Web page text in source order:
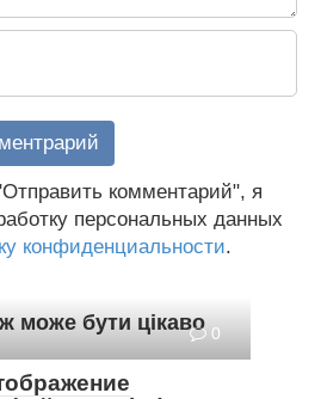
комментарий", я
персональных данных
конфиденциальности.
може бути цікаво 0